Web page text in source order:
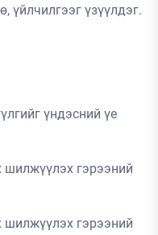
үйлчилгээг үзүүлдэг.
үндэсний үе
шилжүүлэх гэрээний
шилжүүлэх гэрээний